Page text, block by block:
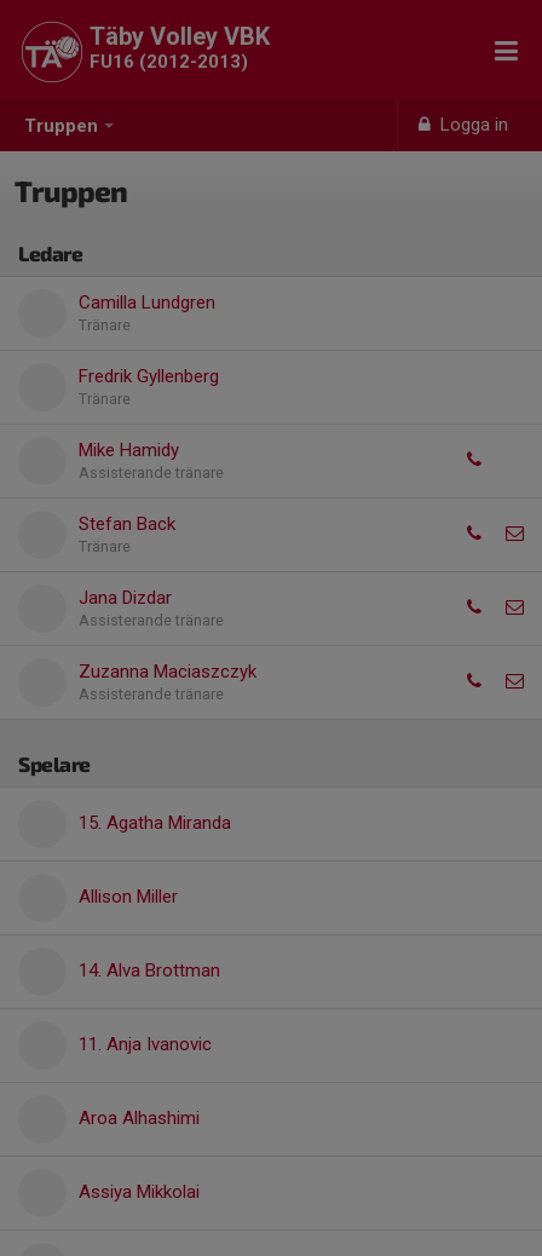
Truppen Logga in
Täby Volley VBK
FU16 (2012-2013)
Truppen
Ledare
Camilla Lundgren
Tränare
Fredrik Gyllenberg
Tränare
Mike Hamidy
Assisterande tränare
Stefan Back
Tränare
Jana Dizdar
Assisterande tränare
Zuzanna Maciaszczyk
Assisterande tränare
Spelare
15. Agatha Miranda
Allison Miller
14. Alva Brottman
11. Anja Ivanovic
Aroa Alhashimi
Assiya Mikkolai